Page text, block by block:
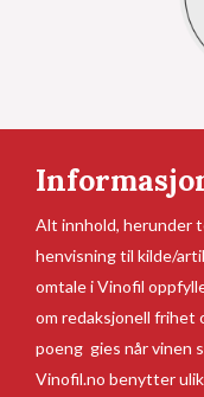
Alt innhold, herunder
henvisning til kilde/
omtale i Vinofil
om redaksjonell frihet
poeng gies når vinen
Vinofil.no benytter